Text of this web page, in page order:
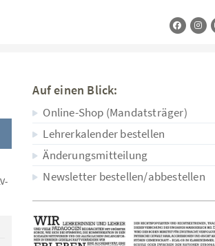
Auf einen Blick:
Online-Shop (Mandatsträger)
Lehrerkalender bestellen
Änderungsmitteilung
Newsletter bestellen/abbestellen